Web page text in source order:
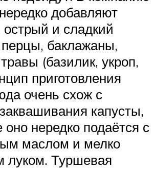
добавляют
острый и сладкий
перцы, баклажаны,
(базилик, укроп,
приготовления
очень схож с
капусты,
оно нередко подаётся с
маслом и мелко
луком. Туршевая